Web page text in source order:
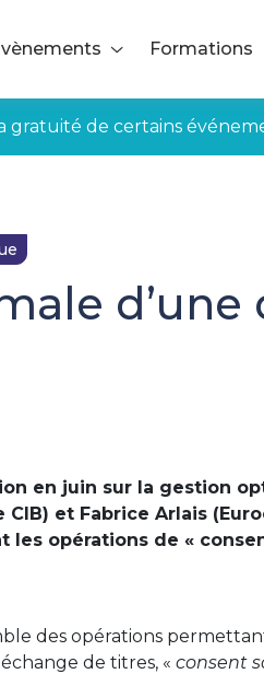
Formations
gratuité de certains
en juin sur la gestion
et Fabrice Arlais
les opérations de «
des opérations
de titres, « consent